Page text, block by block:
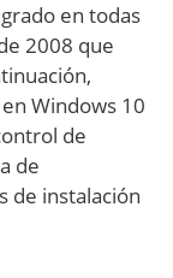
en todas
2008 que
Windows 10
de
de
de instalación